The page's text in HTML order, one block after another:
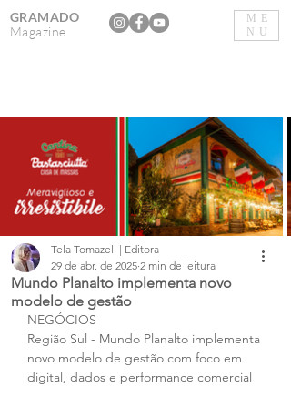
ME
NU
GRAMADO
Magazine
Mundo Planalto implementa novo
modelo de gestão
Tela Tomazeli | Editora
29 de abr. de 2025 2 min de leitura
NEGÓCIOS
Região Sul - Mundo Planalto implementa
novo modelo de gestão com foco em
digital, dados e performance comercial